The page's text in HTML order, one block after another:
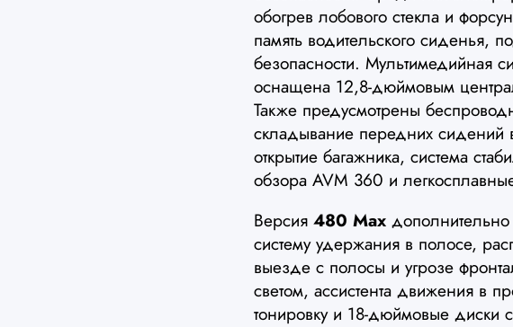
обогрев лобового стекла и
память водительского сиденья,
безопасности. Мультимедийная
оснащена 12,8-дюймовым
Также предусмотрены
складывание передних сидений
открытие багажника, система
обзора AVM 360 и
Версия 480 Max дополнительно
систему удержания в полосе,
выезде с полосы и угрозе
светом, ассистента движения в
тонировку и 18-дюймовые диски